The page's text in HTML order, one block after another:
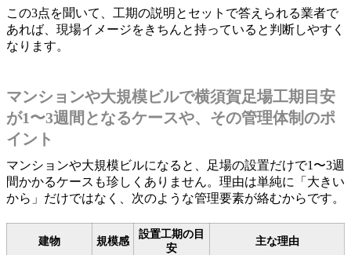
この3点を聞いて、工期の説明とセットで答えられる業者で
あれば、現場イメージをきちんと持っていると判断しやすく
なります。
マンションや大規模ビルで横須賀足場工期目安
が1〜3週間となるケースや、その管理体制のポ
イント
マンションや大規模ビルになると、足場の設置だけで1〜3週
間かかるケースも珍しくありません。理由は単純に「大きい
から」だけではなく、次のような管理要素が絡むからです。
建物 規模感
設置工期の目
安
主な理由